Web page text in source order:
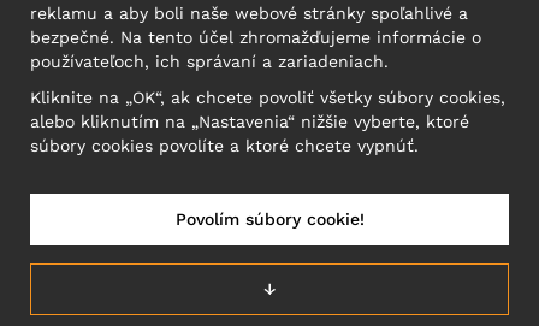
Motley Denim Europe OÜ
Narva mnt 5, EE-10117 Tallinn
Upozornenie: Na túto adresu **neposielajte vrátený tovar!
SLOVENSKO/SLOVENČINA
reklamu a aby boli naše webové stránky spoľahlivé a
bezpečné. Na tento účel zhromažďujeme informácie o
používateľoch, ich správaní a zariadeniach.
Kliknite na „OK“, ak chcete povoliť všetky súbory cookies,
alebo kliknutím na „Nastavenia“ nižšie vyberte, ktoré
súbory cookies povolíte a ktoré chcete vypnúť.
↓
Povolím súbory cookie!